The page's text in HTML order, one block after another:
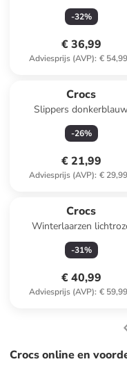
-32%
€ 36,99
Adviesprijs (AVP): € 54,99
Crocs
Slippers
-26%
€ 21,99
Adviesprijs (AVP): € 29,99
Crocs
Winterlaarzen
-31%
€ 40,99
Adviesprijs (AVP): € 59,99
Crocs online en